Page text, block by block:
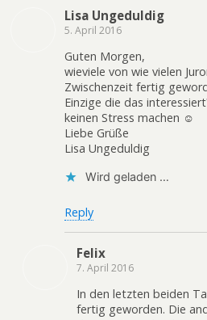
Lisa Ungeduldig
5. April 2016
Guten Morgen,
wieviele von wie vielen
Zwischenzeit fertig
Einzige die das
keinen Stress machen ☺
Liebe Grüße
Lisa Ungeduldig
Wird geladen …
Reply
Felix
7. April 2016
In den letzten beiden
fertig geworden. Die